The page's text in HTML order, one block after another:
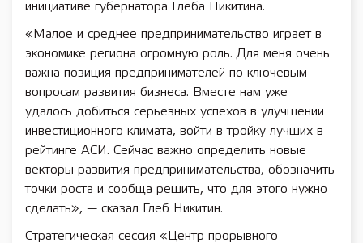
инициативе губернатора Глеба Никитина.
«Малое и среднее предпринимательство играет в
экономике региона огромную роль. Для меня очень
важна позиция предпринимателей по ключевым
вопросам развития бизнеса. Вместе нам уже
удалось добиться серьезных успехов в улучшении
инвестиционного климата, войти в тройку лучших в
рейтинге АСИ. Сейчас важно определить новые
векторы развития предпринимательства, обозначить
точки роста и сообща решить, что для этого нужно
сделать», — сказал Глеб Никитин.
Стратегическая сессия «Центр прорывного